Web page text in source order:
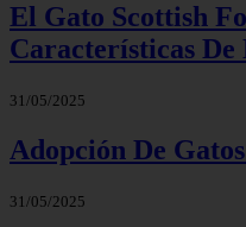
El Gato Scottish
Características De
31/05/2025
Adopción De
31/05/2025